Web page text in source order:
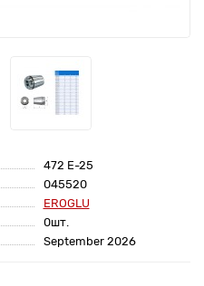
472 E-25
045520
EROGLU
0шт.
September 2026